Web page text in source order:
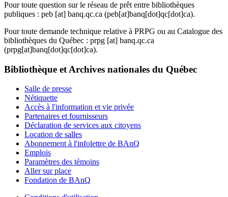
Pour toute question sur le réseau de prêt entre bibliothèques
publiques : peb [at] banq.qc.ca (peb[at]banq[dot]qc[dot]ca).
Pour toute demande technique relative à PRPG ou au Catalogue des
bibliothèques du Québec : prpg [at] banq.qc.ca
(prpg[at]banq[dot]qc[dot]ca).
Bibliothèque et Archives nationales du Québec
Salle de presse
Nétiquette
Accès à l'information et vie privée
Partenaires et fournisseurs
Déclaration de services aux citoyens
Location de salles
Abonnement à l'infolettre de BAnQ
Emplois
Paramètres des témoins
Aller sur place
Fondation de BAnQ